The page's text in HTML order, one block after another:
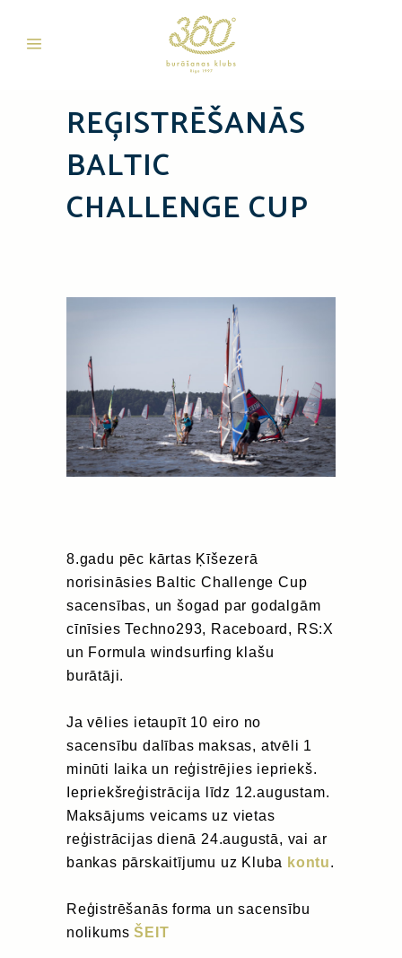
REĢISTRĒŠANĀS
BALTIC
CHALLENGE CUP
8.gadu pēc kārtas Ķīšezerā
norisināsies Baltic Challenge Cup
sacensības, un šogad par godalgām
cīnīsies Techno293, Raceboard, RS:X
un Formula windsurfing klašu
burātāji.
Ja vēlies ietaupīt 10 eiro no
sacensību dalības maksas, atvēli 1
minūti laika un reģistrējies iepriekš.
Iepriekšreģistrācija līdz 12.augustam.
Maksājums veicams uz vietas
reģistrācijas dienā 24.augustā, vai ar
bankas pārskaitījumu uz Kluba kontu.
Reģistrēšanās forma un sacensību
nolikumsŠEIT